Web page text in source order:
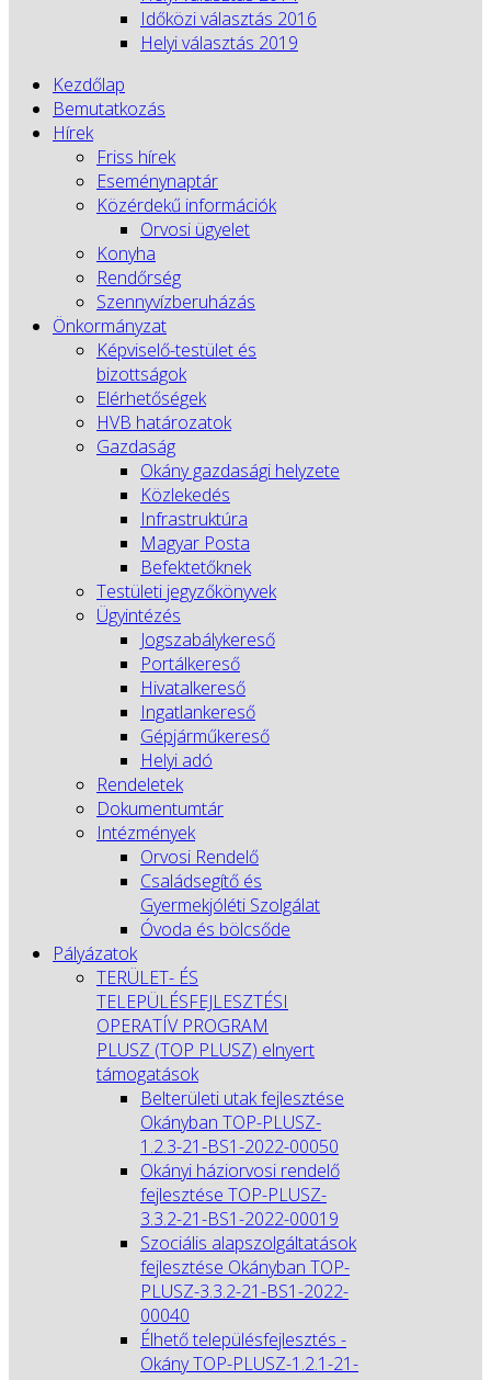
Időközi választás 2016
Helyi választás 2019
Kezdőlap
Bemutatkozás
Hírek
Friss hírek
Eseménynaptár
Közérdekű információk
Orvosi ügyelet
Konyha
Rendőrség
Szennyvízberuházás
Önkormányzat
Képviselő-testület és
bizottságok
Elérhetőségek
HVB határozatok
Gazdaság
Okány gazdasági helyzete
Közlekedés
Infrastruktúra
Magyar Posta
Befektetőknek
Testületi jegyzőkönyvek
Ügyintézés
Jogszabálykereső
Portálkereső
Hivatalkereső
Ingatlankereső
Gépjárműkereső
Helyi adó
Rendeletek
Dokumentumtár
Intézmények
Orvosi Rendelő
Családsegítő és
Gyermekjóléti Szolgálat
Óvoda és bölcsőde
Pályázatok
TERÜLET- ÉS
TELEPÜLÉSFEJLESZTÉSI
OPERATÍV PROGRAM
PLUSZ (TOP PLUSZ) elnyert
támogatások
Belterületi utak fejlesztése
Okányban TOP-PLUSZ-
1.2.3-21-BS1-2022-00050
Okányi háziorvosi rendelő
fejlesztése TOP-PLUSZ-
3.3.2-21-BS1-2022-00019
Szociális alapszolgáltatások
fejlesztése Okányban TOP-
PLUSZ-3.3.2-21-BS1-2022-
00040
Élhető településfejlesztés -
Okány TOP-PLUSZ-1.2.1-21-